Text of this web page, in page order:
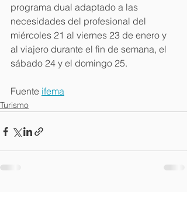
programa dual adaptado a las
necesidades del profesional del
miércoles 21 al viernes 23 de enero y
al viajero durante el fin de semana, el
sábado 24 y el domingo 25.
Fuente ifema
Turismo